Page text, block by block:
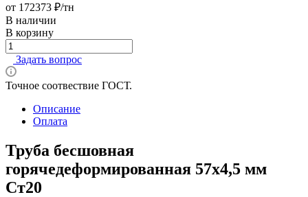
от 172373 ₽/тн
В наличии
В корзину
Задать вопрос
Точное соотвествие ГОСТ.
Описание
Оплата
Труба бесшовная
горячедеформированная 57х4,5 мм
Ст20